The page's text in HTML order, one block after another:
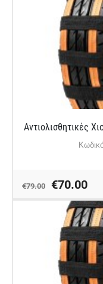
Αντιολισθητικές
€79.00 €70.00